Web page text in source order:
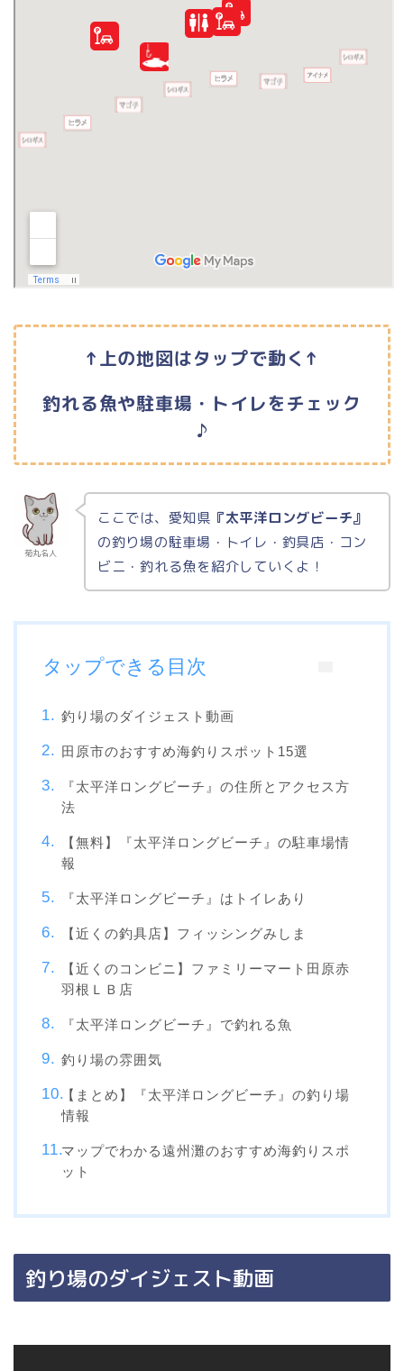
↑上の地図はタップで動く↑
釣れる魚や駐車場・トイレをチェック
♪
菊丸名人
ここでは、愛知県 『太平洋ロングビーチ』
の釣り場の駐車場・トイレ・釣具店・コン
ビニ・釣れる魚を紹介していくよ！
タップできる目次
釣り場のダイジェスト動画
田原市のおすすめ海釣りスポット15選
『太平洋ロングビーチ』の住所とアクセス方
法
【無料】『太平洋ロングビーチ』の駐車場情
報
『太平洋ロングビーチ』はトイレあり
【近くの釣具店】フィッシングみしま
【近くのコンビニ】ファミリーマート田原赤
羽根ＬＢ店
『太平洋ロングビーチ』で釣れる魚
釣り場の雰囲気
【まとめ】『太平洋ロングビーチ』の釣り場
情報
マップでわかる遠州灘のおすすめ海釣りスポ
ット
釣り場のダイジェスト動画